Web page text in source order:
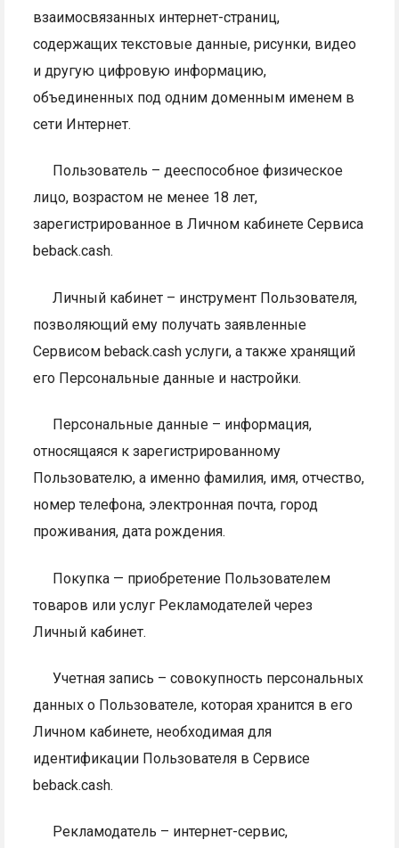
взаимосвязанных интернет-страниц,
содержащих текстовые данные, рисунки, видео
и другую цифровую информацию,
объединенных под одним доменным именем в
сети Интернет.
Пользователь – дееспособное физическое
лицо, возрастом не менее 18 лет,
зарегистрированное в Личном кабинете Сервиса
beback.cash.
Личный кабинет – инструмент Пользователя,
позволяющий ему получать заявленные
Сервисом beback.cash услуги, а также хранящий
его Персональные данные и настройки.
Персональные данные – информация,
относящаяся к зарегистрированному
Пользователю, а именно фамилия, имя, отчество,
номер телефона, электронная почта, город
проживания, дата рождения.
Покупка — приобретение Пользователем
товаров или услуг Рекламодателей через
Личный кабинет.
Учетная запись – совокупность персональных
данных о Пользователе, которая хранится в его
Личном кабинете, необходимая для
идентификации Пользователя в Сервисе
beback.cash.
Рекламодатель – интернет-сервис,